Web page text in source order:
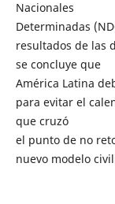
Nacionales
Determinadas
resultados de las
se concluye que
América Latina
para evitar el
que cruzó
el punto de no
nuevo modelo